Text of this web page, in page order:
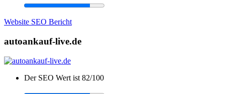
Website SEO Bericht
autoankauf-live.de
Der SEO Wert ist 82/100